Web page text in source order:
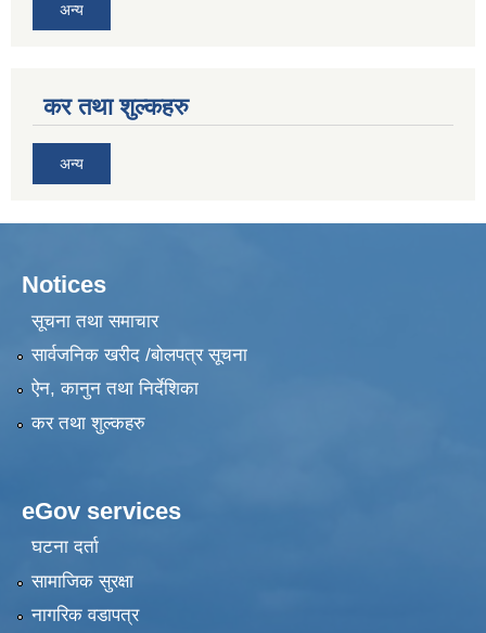
अन्य
कर तथा शुल्कहरु
अन्य
Notices
सूचना तथा समाचार
सार्वजनिक खरीद /बोलपत्र सूचना
ऐन, कानुन तथा निर्देशिका
कर तथा शुल्कहरु
eGov services
घटना दर्ता
सामाजिक सुरक्षा
नागरिक वडापत्र